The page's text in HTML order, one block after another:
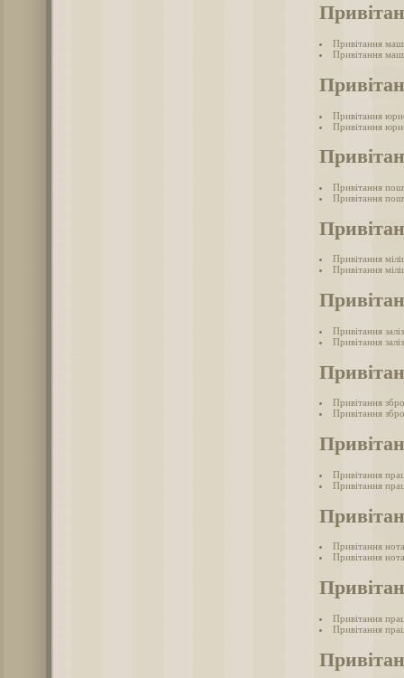
Привітання
Привітання
Привітання
Привітання
Привітання
Привітання
Привітання
Привітання
Привітання
Привітання
Привітання
Привітання
Привітання
Привітання
Привітання
Привітання
Привітання
Привітання